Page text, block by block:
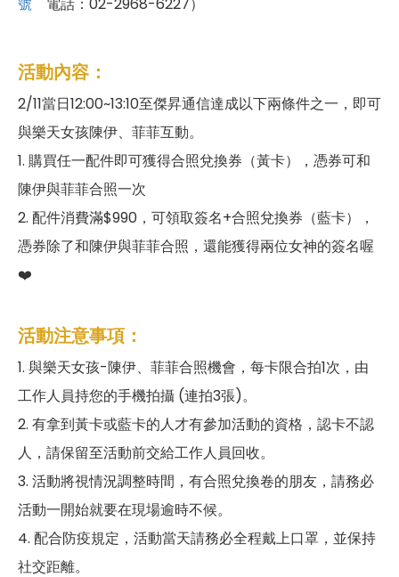
活動內容：
2/11當日12:00~13:10至傑昇通信達成以下兩條件之一，即可
與樂天女孩陳伊、菲菲互動。
1. 購買任一配件即可獲得合照兌換券（黃卡），憑券可和
陳伊與菲菲合照一次
2. 配件消費滿$990，可領取簽名+合照兌換券（藍卡），
憑券除了和陳伊與菲菲合照，還能獲得兩位女神的簽名喔
❤️
活動注意事項：
1. 與樂天女孩-陳伊、菲菲合照機會，每卡限合拍1次，由
工作人員持您的手機拍攝 (連拍3張)。
2. 有拿到黃卡或藍卡的人才有參加活動的資格，認卡不認
人，請保留至活動前交給工作人員回收。
3. 活動將視情況調整時間，有合照兌換卷的朋友，請務必
活動一開始就要在現場逾時不候。
4. 配合防疫規定，活動當天請務必全程戴上口罩，並保持
社交距離。